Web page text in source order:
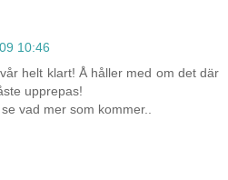
10:46
helt klart! Å håller med om det där
upprepas!
vad mer som kommer..